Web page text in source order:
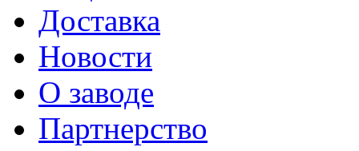
Доставка
Новости
О заводе
Партнерство